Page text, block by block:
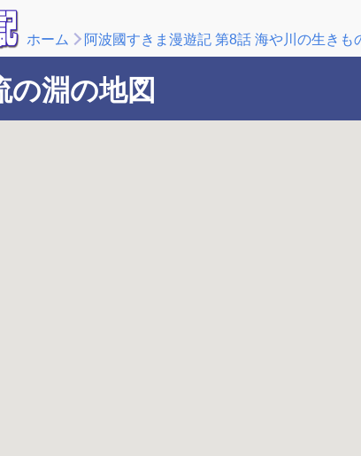
ホーム 阿波國すきま漫遊記 第8話 海や川の生きも
の淵の地図